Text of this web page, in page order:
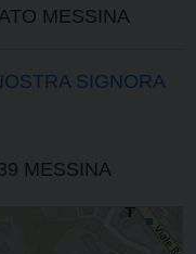
MESSINA
SIGNORA
MESSINA
DIOCESANO DI